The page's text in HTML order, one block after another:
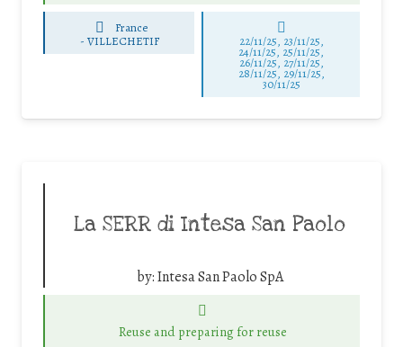
France
- VILLECHETIF 22/11/25, 23/11/25,
24/11/25, 25/11/25,
26/11/25, 27/11/25,
28/11/25, 29/11/25,
30/11/25
La SERR di Intesa San Paolo
by:Intesa San Paolo SpA
Reuse and preparing for reuse